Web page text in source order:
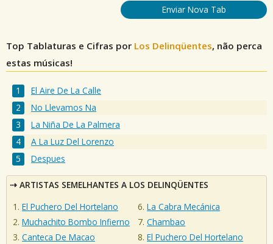
Enviar Nova Tab
Top Tablaturas e Cifras por Los Delinqüentes, não perca
estas músicas!
El Aire De La Calle
No Llevamos Na
La Niña De La Palmera
A La Luz Del Lorenzo
Despues
ARTISTAS SEMELHANTES A LOS DELINQÜENTES
El Puchero Del Hortelano
Muchachito Bombo Infierno
Canteca De Macao
La Cabra Mecánica
Chambao
El Puchero Del Hortelano